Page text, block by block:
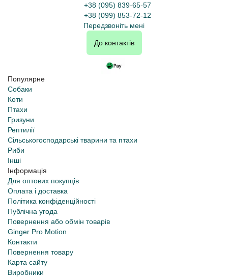
+38 (095) 839-65-57
+38 (099) 853-72-12
Передзвоніть мені
До контактів
Популярне
Собаки
Коти
Птахи
Гризуни
Рептилії
Сільськогосподарські тварини та птахи
Риби
Інші
Інформація
Для оптових покупців
Оплата і доставка
Політика конфіденційності
Публічна угода
Повернення або обмін товарів
Ginger Pro Motion
Контакти
Повернення товару
Карта сайту
Виробники